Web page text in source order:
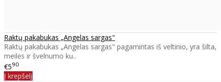
Raktų pakabukas „Angelas sargas"
Raktų pakabukas „Angelas sargas" pagamintas iš veltinio, yra šilta,
meilės ir švelnumo ku..
€590
Į krepšelį